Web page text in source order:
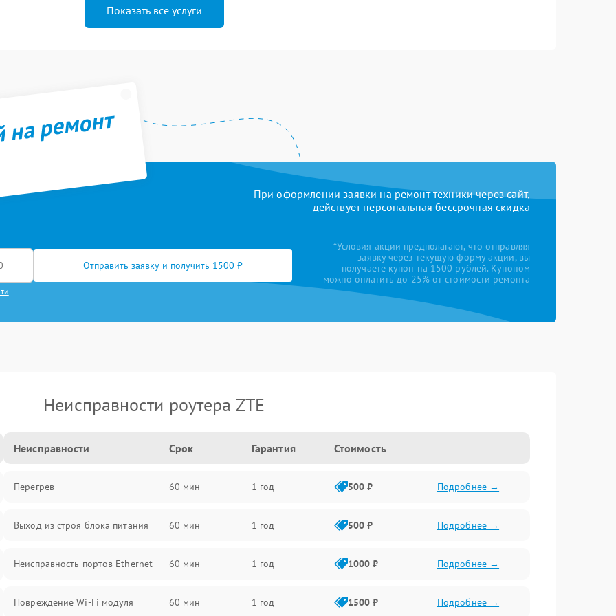
Показать все услуги
ремонт
При оформлении заявки на ремонт техники через сайт,
действует персональная бессрочная скидка
Отправить заявку и получить 1500 ₽
*Условия акции предполагают, что отправляя
заявку через текущую форму акции, вы
получаете купон на 1500 рублей. Купоном
можно оплатить до 25% от стоимости ремонта
Неисправности роутера ZTE
Неисправности Срок Гарантия Стоимость
Перегрев 60 мин 1 год 500 ₽ Подробнее →
Выход из строя блока питания 60 мин 1 год 500 ₽ Подробнее →
Неисправность портов Ethernet 60 мин 1 год 1000 ₽ Подробнее →
Повреждение Wi-Fi модуля 60 мин 1 год 1500 ₽ Подробнее →